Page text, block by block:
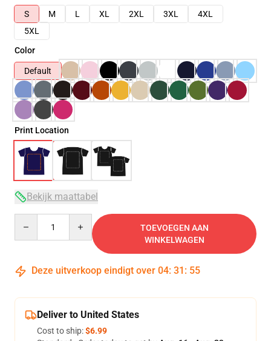
S
M L XL 2XL 3XL
4XL
5XL
Color
Default
Print Location
Bekijk maattabel
TOEVOEGEN AAN
WINKELWAGEN
Deze uitverkoop eindigt over 04: 31 : 54
Deliver to United States
Cost to ship:$6.99